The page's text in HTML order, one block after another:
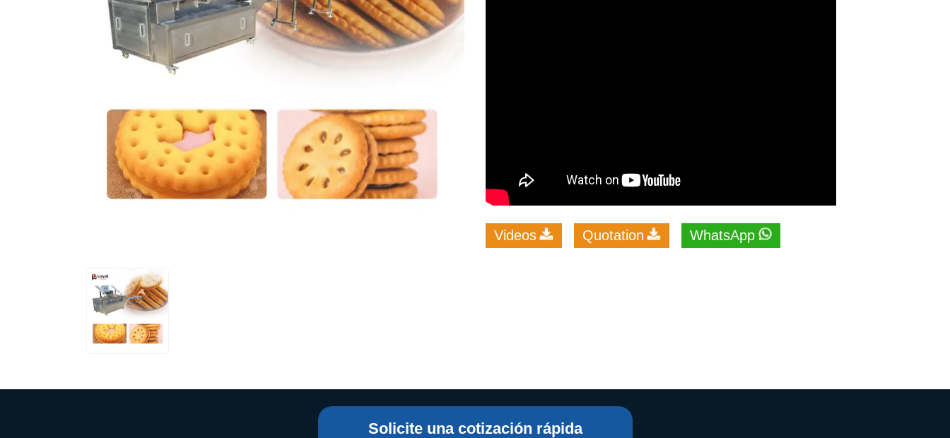
barras de cereales
Línea de producción de
galletas
modified starch production
line
Microwave Sterilization
Equipment
Industrial Defrosting
Línea de producción de
fideos instantáneos
Videos Quotation WhatsApp
Solicite una cotización rápida